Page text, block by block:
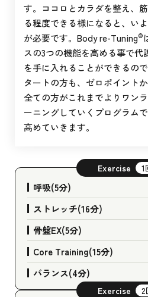
す。ココロとカラダを整え、
る程度できる様になると、い
が必要です。Body re-Tuning®︎
スの3つの機能を高める事で
を手に入れることができるの
タートの方も、ゼロポイント
全ての方がこれまでよりワン
ーニングしていくプログラム
高めていきます。
Exercise 1
呼吸(5分)
ストレッチ(16分)
骨盤EX(5分)
Core Training(15分)
バランス(4分)
Exercise 2